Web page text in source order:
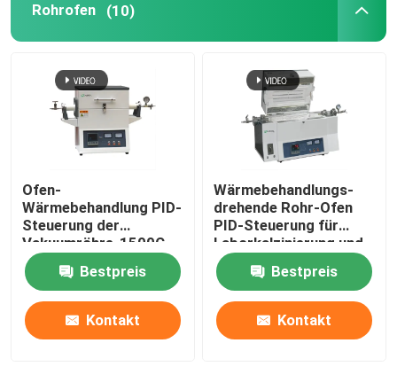
keramischer Brennofen
sinternder Ofen
Anoden-und Kathoden-materieller Ofen
Stickstoffgasgenerator
Trocknungsöfen
Wärmebehandlungsöfen
Rohrofen (10)
Ofen-
Wärmebehandlung PID-
Steuerung der
Vakuumröhre-1500C
Bestpreis
Kontakt
Wärmebehandlungs-
drehende Rohr-Ofen
PID-Steuerung für
Laborkalzinierung und -
trockner
Bestpreis
Kontakt